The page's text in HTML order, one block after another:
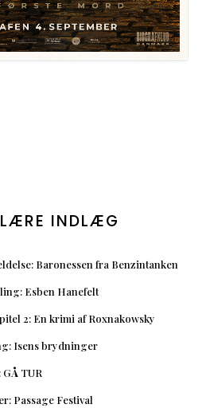
INDLÆG
Baronessen fra Benzintanken
Esben Hanefelt
2: En krimi af Roxnakowsky
Isens brydninger
TUR
Passage Festival